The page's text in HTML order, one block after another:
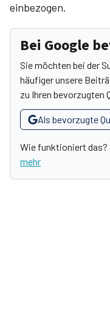
einbezogen.
Bei Google
Sie möchten bei der
häufiger unsere
zu Ihren bevorzugten
Als bevorzugte
Wie funktioniert das?
mehr